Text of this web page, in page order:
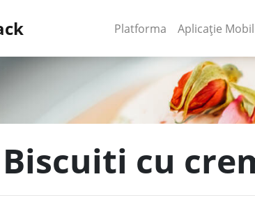
Platforma (current)
Aplicație Mobil
cu